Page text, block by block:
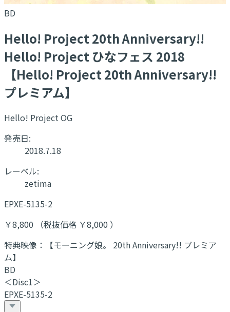
BD
Hello! Project 20th Anniversary!!
Hello! Project ひなフェス 2018
【Hello! Project 20th Anniversary!!
プレミアム】
Hello! Project OG
発売日:
2018.7.18
レーベル:
zetima
EPXE-5135-2
￥8,800 （税抜価格 ￥8,000 ）
特典映像：【モーニング娘。 20th Anniversary!! プレミア
ム】
BD
＜Disc1＞
EPXE-5135-2